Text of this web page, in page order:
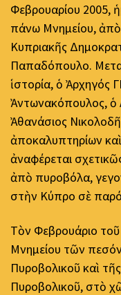
Φεβρουαρίου 2005,
πάνω Μνημείου,
Κυπριακῆς
Παπαδόπουλο.
ἱστορία, ὁ Ἀρχηγός
Ἀντωνακόπουλος, ὁ
Ἀθανάσιος
ἀποκαλυπτηρίων
ἀναφέρεται
ἀπὸ πυροβόλα,
στὴν Κύπρο σὲ
Τὸν Φεβρουάριο
Μνημείου τῶν
Πυροβολικοῦ καὶ
Πυροβολικοῦ, στὸ